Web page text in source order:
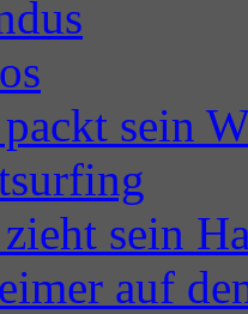
sein
sein
auf